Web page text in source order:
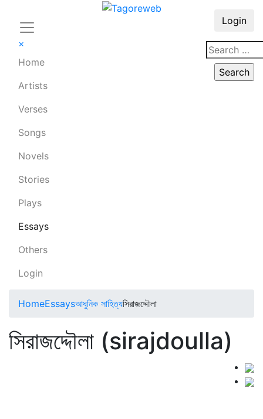
×
Home
Artists
Verses
Songs
Novels
Stories
Plays
Essays
Others
Login
Login
HomeEssaysআধুনিক সাহিত্যসিরাজদ্দৌলা
সিরাজদ্দৌলা (sirajdoulla)